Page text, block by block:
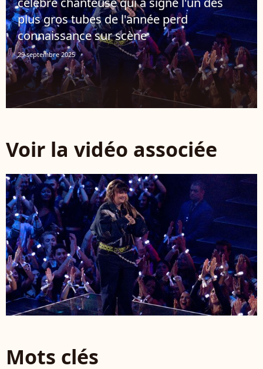
plus gros tubes de l'année perd
connaissance sur scène
29 septembre 2025
Voir la vidéo associée
Mots clés